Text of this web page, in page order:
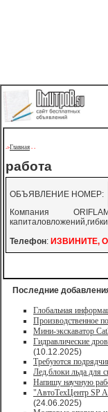
->Главная - -
работа
ОБЪЯВЛЕНИЕ НОМЕР:
Компания
Телефон: ИЗВИНИТЕ,
Последние
Глобальная
Производственное
Мини-экскаватор
Гидравлические
(10.12.2025)
Требуются
Лед,блоки льда для
Напишу научную
"АвтоТехЦентр SP
(24.06.2025)